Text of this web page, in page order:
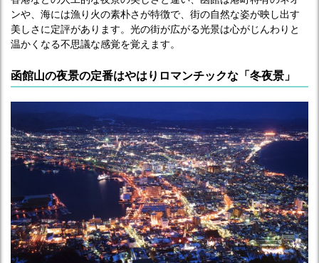
ンや、海には漁り火の素朴さが特徴で、街の自然な姿が映し出す
美しさに定評があります。光の街が広がる光景は心がじんわりと
温かくなる不思議な感覚を覚えます。
函館山の夜景の定番はやはりロマンチックな「冬夜景」